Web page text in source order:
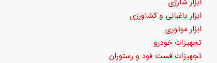
ابزار باغبانی و کشاورزی
ابزار موتوری
تجهیزات خودرو
تجهیزات فست فود و رستوران